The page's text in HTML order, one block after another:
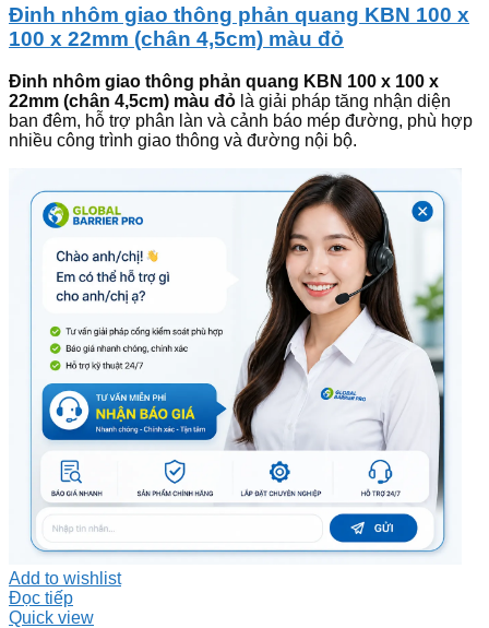
Đinh nhôm giao thông phản quang KBN 100 x
100 x 22mm (chân 4,5cm) màu đỏ
Đinh nhôm giao thông phản quang KBN 100 x 100 x
22mm (chân 4,5cm) màu đỏ là giải pháp tăng nhận diện
ban đêm, hỗ trợ phân làn và cảnh báo mép đường, phù hợp
nhiều công trình giao thông và đường nội bộ.
Add to wishlist
Đọc tiếp
Quick view